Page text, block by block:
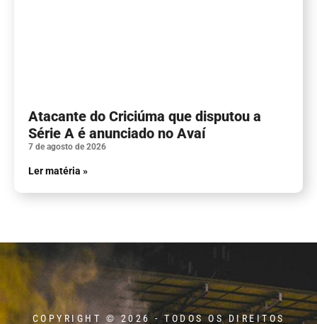
Atacante do Criciúma que disputou a
Série A é anunciado no Avaí
7 de agosto de 2026
Ler matéria »
COPYRIGHT © 2026 - TODOS OS DIREITOS